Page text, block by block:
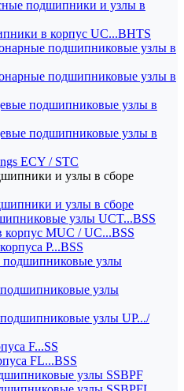
подшипники и узлы в
в корпус UC...BHTS
подшипниковые узлы в
подшипниковые узлы в
подшипниковые узлы в
подшипниковые узлы в
ECY / STC
и узлы в сборе
и узлы в сборе
узлы UCT...BSS
MUC / UC...BSS
P...BSS
узлы
узлы
узлы UP.../
F...SS
FL...BSS
узлы SSBPF